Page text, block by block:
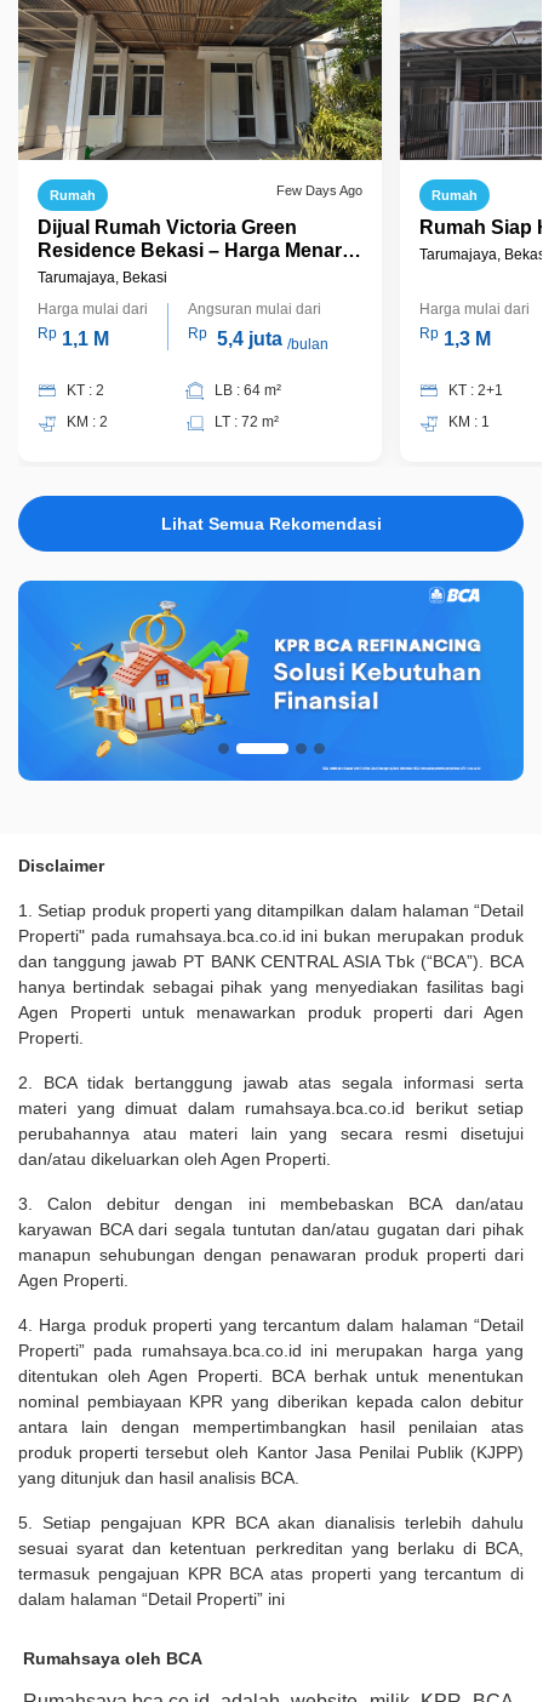
Rumah Few Days Ago
Dijual Rumah Victoria Green
Residence Bekasi – Harga Menarik,
Siap Nego
Tarumajaya, Bekasi
Harga mulai dari
Rp 1,1 M
Angsuran mulai dari
Rp 5,4 juta /bulan
KT : 2
KM : 2
LB : 64 m²
LT : 72 m²
Rumah
Rumah Siap
Tarumajaya,
Harga mulai dari
Rp 1,3 M
KT : 2+1
KM : 1
Lihat Semua Rekomendasi
Disclaimer
1. Setiap produk properti yang ditampilkan dalam halaman “Detail
Properti" pada rumahsaya.bca.co.id ini bukan merupakan produk
dan tanggung jawab PT BANK CENTRAL ASIA Tbk (“BCA”). BCA
hanya bertindak sebagai pihak yang menyediakan fasilitas bagi
Agen Properti untuk menawarkan produk properti dari Agen
Properti.
2. BCA tidak bertanggung jawab atas segala informasi serta
materi yang dimuat dalam rumahsaya.bca.co.id berikut setiap
perubahannya atau materi lain yang secara resmi disetujui
dan/atau dikeluarkan oleh Agen Properti.
3. Calon debitur dengan ini membebaskan BCA dan/atau
karyawan BCA dari segala tuntutan dan/atau gugatan dari pihak
manapun sehubungan dengan penawaran produk properti dari
Agen Properti.
4. Harga produk properti yang tercantum dalam halaman “Detail
Properti” pada rumahsaya.bca.co.id ini merupakan harga yang
ditentukan oleh Agen Properti. BCA berhak untuk menentukan
nominal pembiayaan KPR yang diberikan kepada calon debitur
antara lain dengan mempertimbangkan hasil penilaian atas
produk properti tersebut oleh Kantor Jasa Penilai Publik (KJPP)
yang ditunjuk dan hasil analisis BCA.
5. Setiap pengajuan KPR BCA akan dianalisis terlebih dahulu
sesuai syarat dan ketentuan perkreditan yang berlaku di BCA,
termasuk pengajuan KPR BCA atas properti yang tercantum di
dalam halaman “Detail Properti” ini
Rumahsaya oleh BCA